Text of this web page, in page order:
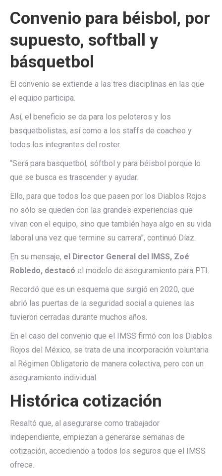
Convenio para béisbol, por
supuesto, softball y
básquetbol
El convenio se extiende a las tres disciplinas en las que
el equipo participa.
Así, el beneficio se da para los peloteros y los
basquetbolistas, así como a los staffs de coacheo y
todos los integrantes del roster.
“Será para basquetbol, sóftbol y para béisbol porque lo
que se busca es trascender y ayudar.
Ello, para que todos los que pasen por los Diablos Rojos
no sólo se queden con las grandes experiencias que
vivan con el equipo, sino que también haya algo en su vida
laboral una vez que termine su carrera”, continuó Díaz.
En su mensaje, el Director General del IMSS, Zoé
Robledo, destacó el modelo de aseguramiento para PTI.
Recordó que es un esquema que surgió en 2020, que
abrió las puertas de la seguridad social a quienes las
tuvieron cerradas durante muchos años.
En el caso del convenio que el IMSS firmó con los Diablos
Rojos del México, se trata de una incorporación voluntaria
al Régimen Obligatorio de manera colectiva, pero con un
aseguramiento individual.
Histórica cotización
Resaltó que, al asegurarse como trabajador
independiente, empiezan a generarse semanas de
cotización, accediendo a todos los seguros que el IMSS
ofrece.